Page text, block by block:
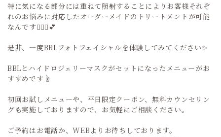
特に気になる部分には重ねて照射することによりお客様それぞ
れのお悩みに対応したオーダーメイドのトリートメントが可能
なんです🧖🏻‍♀️💕
是非、一度BBLフォトフェイシャルを体験してみてください✨
BBLとハイドロジェリーマスクがセットになったメニューがお
すすめです☝️
初回お試しメニューや、平日限定クーポン、無料カウンセリン
グも実施しておりますので、お気軽にご相談ください。
ご予約はお電話か、WEBよりお待ちしております。